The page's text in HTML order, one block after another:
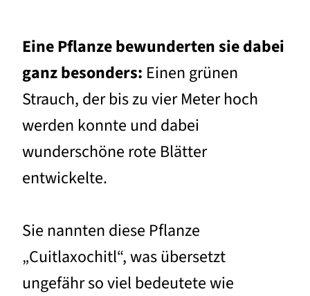
Eine Pflanze bewunderten sie dabei
ganz besonders: Einen grünen
Strauch, der bis zu vier Meter hoch
werden konnte und dabei
wunderschöne rote Blätter
entwickelte.
Sie nannten diese Pflanze
„Cuitlaxochitl“, was übersetzt
ungefähr so viel bedeutete wie